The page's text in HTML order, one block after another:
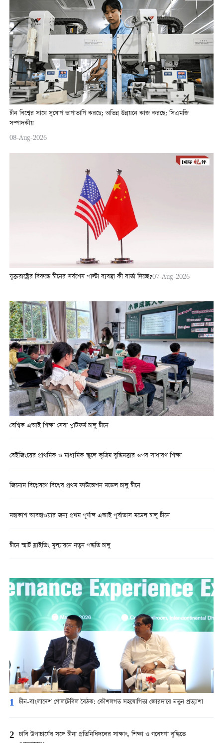
চীন বিশ্বের সাথে সুযোগ ভাগাভাগি করছে; অভিন্ন উন্নয়নে কাজ করছে: সিএমজি
সম্পাদকীয়
08-Aug-2026
যুক্তরাষ্ট্রের বিরুদ্ধে চীনের সর্বশেষ পাল্টা ব্যবস্থা কী বার্তা দিচ্ছে?07-Aug-2026
বৈশ্বিক এআই শিক্ষা সেবা প্লাটফর্ম চালু চীনে
বেইজিংয়ের প্রাথমিক ও মাধ্যমিক স্কুলে কৃত্রিম বুদ্ধিমত্তার ওপর সাধারণ শিক্ষা
জিনোম বিশ্লেষণে বিশ্বের প্রথম ফাউন্ডেশন মডেল চালু চীনে
মহাকাশ আবহাওয়ার জন্য প্রথম পূর্ণাঙ্গ এআই পূর্বাভাস মডেল চালু চীনে
চীনে স্মার্ট ড্রাইভিং মূল্যায়নে নতুন পদ্ধতি চালু
1 চীন-বাংলাদেশ গোলটেবিল বৈঠক: কৌশলগত সহযোগিতা জোরদারে নতুন প্রত্যাশা
2 ঢাবি উপাচার্যের সঙ্গে চীনা প্রতিনিধিদলের সাক্ষাৎ, শিক্ষা ও গবেষণা বৃদ্ধিতে